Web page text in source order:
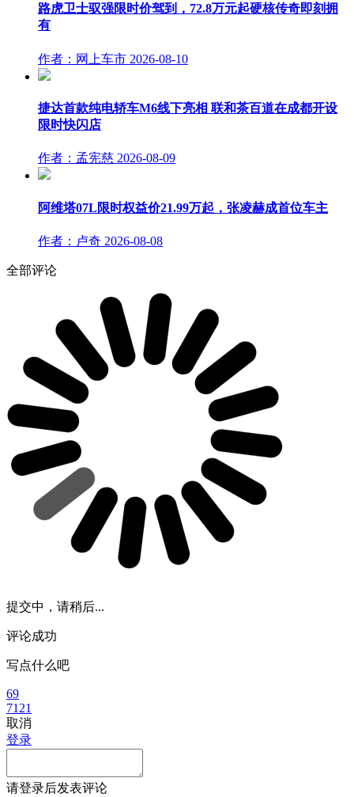
路虎卫士驭强限时价驾到，72.8万元起硬核传奇即刻拥
有
作者：网上车市 2026-08-10
捷达首款纯电轿车M6线下亮相 联和茶百道在成都开设
限时快闪店
作者：孟宪慈 2026-08-09
阿维塔07L限时权益价21.99万起，张凌赫成首位车主
作者：卢奇 2026-08-08
全部评论
提交中，请稍后...
评论成功
写点什么吧
69
7121
取消
登录
请登录后发表评论